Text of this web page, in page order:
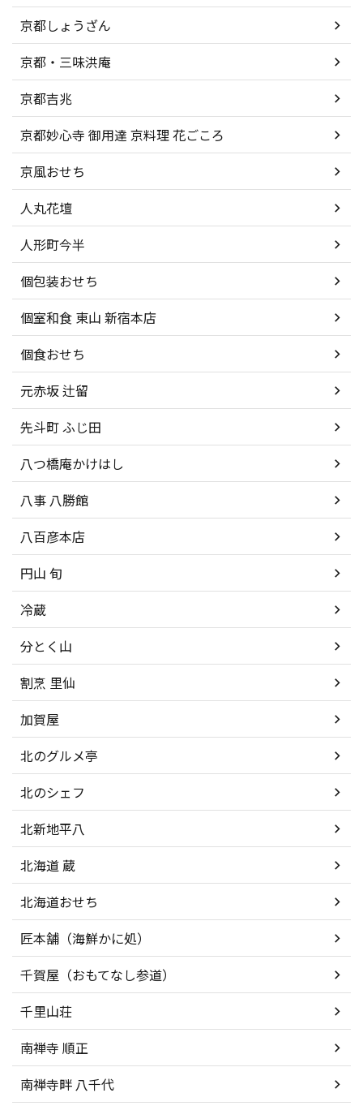
京都しょうざん
京都・三味洪庵
京都吉兆
京都妙心寺 御用達 京料理 花ごころ
京風おせち
人丸花壇
人形町今半
個包装おせち
個室和食 東山 新宿本店
個食おせち
元赤坂 辻留
先斗町 ふじ田
八つ橋庵かけはし
八事 八勝館
八百彦本店
円山 旬
冷蔵
分とく山
割烹 里仙
加賀屋
北のグルメ亭
北のシェフ
北新地平八
北海道 蔵
北海道おせち
匠本舗（海鮮かに処）
千賀屋（おもてなし参道）
千里山荘
南禅寺 順正
南禅寺畔 八千代